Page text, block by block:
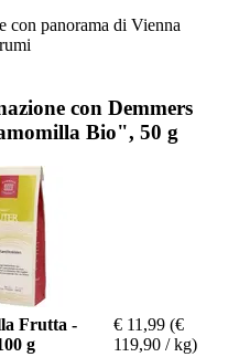
con panorama di Vienna
con Demmers
Bio", 50 g
Frutta -
g
€ 11,99 (€
119,90 / kg)